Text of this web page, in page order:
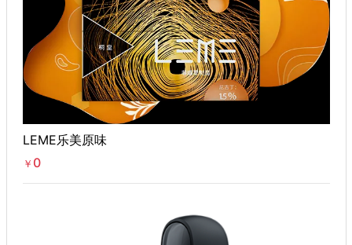
LEME乐美原味
￥ 0